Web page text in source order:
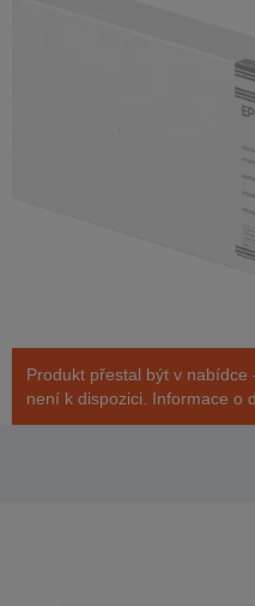
Produkt přestal být v
není k dispozici. Informace o